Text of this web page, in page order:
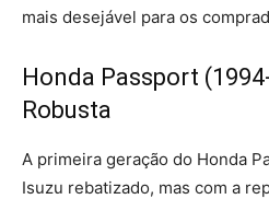
mais desejável para os
Honda Passport
Robusta
A primeira geração do Honda
Isuzu rebatizado, mas com a